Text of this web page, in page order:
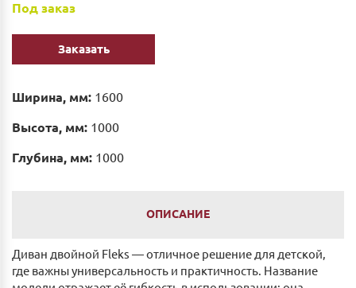
Под заказ
Заказать
Ширина, мм: 1600
Высота, мм: 1000
Глубина, мм: 1000
ОПИСАНИЕ
Диван двойной Fleks — отличное решение для детской,
где важны универсальность и практичность. Название